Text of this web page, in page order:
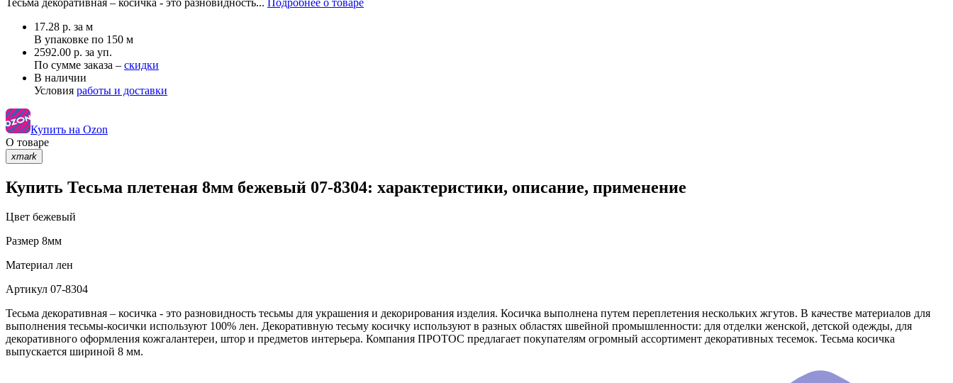
17.28 р. за м
В упаковке по 150 м
2592.00 р. за уп.
По сумме заказа – скидки
В наличии
Условия работы и доставки
Купить на Ozon
О товаре
xmark
Купить Тесьма плетеная 8мм бежевый 07-8304: характеристики, описание, применение
Цвет бежевый
Размер 8мм
Материал лен
Артикул 07-8304
Тесьма декоративная – косичка - это разновидность тесьмы для украшения и декорирования изделия. Косичка выполнена путем переплетения нескольких жгутов. В качестве материалов для
выполнения тесьмы-косички используют 100% лен. Декоративную тесьму косичку используют в разных областях швейной промышленности: для отделки женской, детской одежды, для
декоративного оформления кожгалантереи, штор и предметов интерьера. Компания ПРОТОС предлагает покупателям огромный ассортимент декоративных тесемок. Тесьма косичка
выпускается шириной 8 мм.